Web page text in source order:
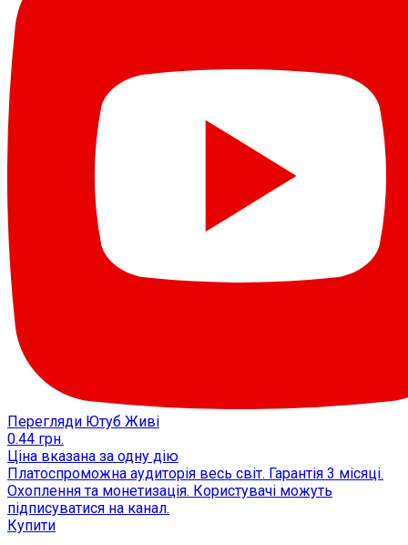
Перегляди Ютуб Живі
0.44 грн.
Ціна вказана за одну дію
Платоспроможна аудиторія весь світ. Гарантія 3 місяці.
Охоплення та монетизація. Користувачі можуть
підписуватися на канал.
Купити